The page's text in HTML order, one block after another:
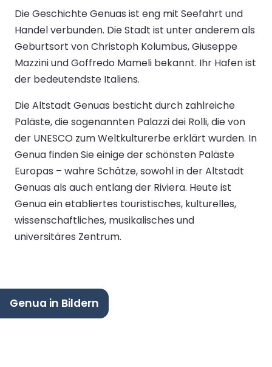
Die Geschichte Genuas ist eng mit Seefahrt und
Handel verbunden. Die Stadt ist unter anderem als
Geburtsort von Christoph Kolumbus, Giuseppe
Mazzini und Goffredo Mameli bekannt. Ihr Hafen ist
der bedeutendste Italiens.
Die Altstadt Genuas besticht durch zahlreiche
Paläste, die sogenannten Palazzi dei Rolli, die von
der UNESCO zum Weltkulturerbe erklärt wurden. In
Genua finden Sie einige der schönsten Paläste
Europas – wahre Schätze, sowohl in der Altstadt
Genuas als auch entlang der Riviera. Heute ist
Genua ein etabliertes touristisches, kulturelles,
wissenschaftliches, musikalisches und
universitäres Zentrum.
Genua in Bildern